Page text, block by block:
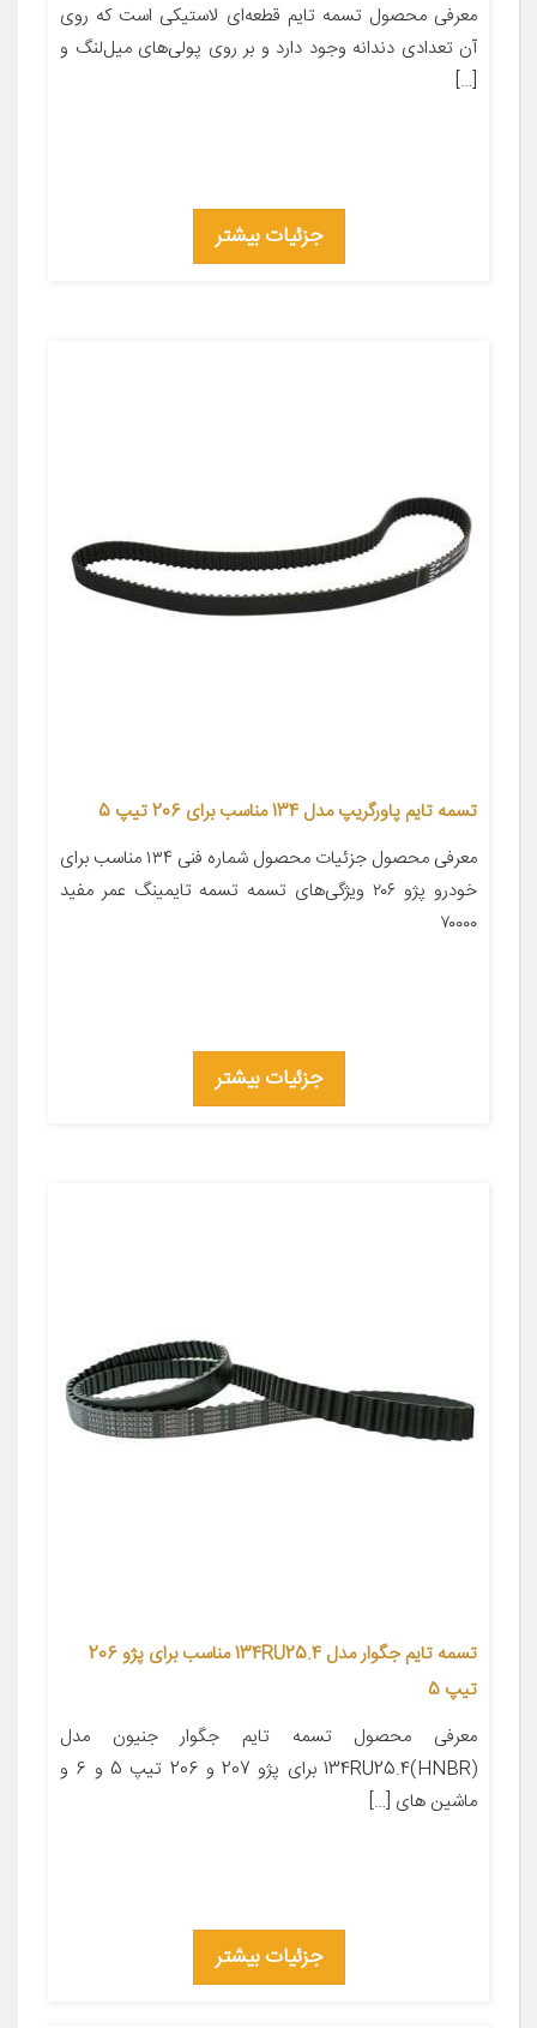
معرفی محصول تسمه تایم قطعه‌ای لاستیکی است که روی
آن تعدادی دندانه وجود دارد و بر روی پولی‌های میل‌لنگ و
[…]
جزئیات بیشتر
تسمه تایم پاورگریپ مدل 134 مناسب برای 206 تیپ 5
معرفی محصول جزئیات محصول شماره فنی ۱۳۴ مناسب برای
خودرو پژو ۲۰۶ ویژگی‌های تسمه تسمه تایمینگ عمر مفید
۷۰۰۰۰
جزئیات بیشتر
تسمه تایم جگوار مدل 134RU25.4 مناسب برای پژو 206
تیپ 5
معرفی محصول تسمه تایم جگوار جنیون مدل
134RU25.4(HNBR) برای پژو 207 و 206 تیپ 5 و 6 و
ماشین های […]
جزئیات بیشتر